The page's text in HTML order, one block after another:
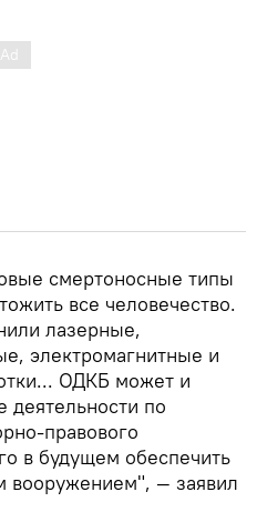
смертоносные типы
все человечество.
лазерные,
электромагнитные и
ОДКБ может и
деятельности по
правового
в будущем обеспечить
вооружением", — заявил